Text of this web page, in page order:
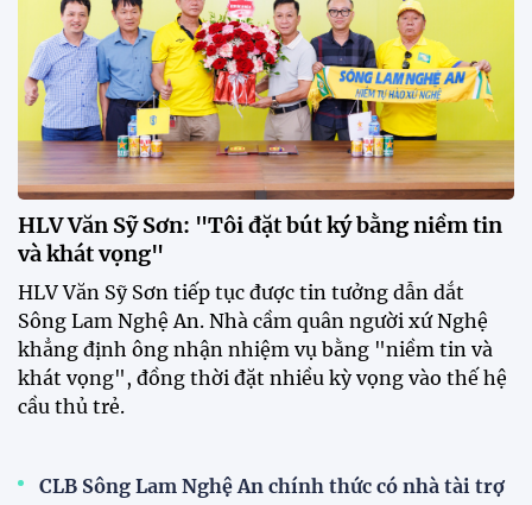
Dàn sao U23 Việt Nam hội quân
trong mưa, sẵn sàng cho chiến
dịch ASIAD 2026
11:28 29/07/2026
Dàn sao U23 Việt Nam hội quân,
sẵn sàng chinh phục ASIAD
2026
Đội tuyển Việt Nam được tiếp
thêm sức mạnh trước trận gặp